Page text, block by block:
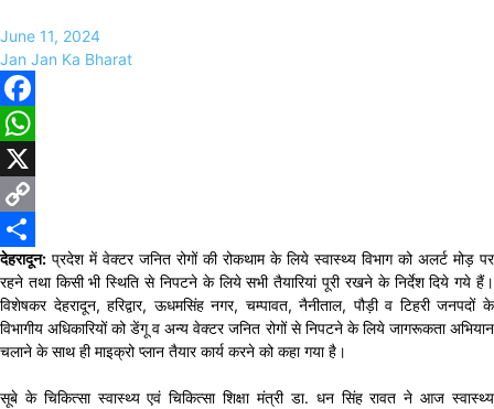
June 11, 2024
Jan Jan Ka Bharat
Facebook
WhatsApp
X
Copy
Link
Share
देहरादून: प्रदेश में वेक्टर जनित रोगों की रोकथाम के लिये स्वास्थ्य विभाग को अलर्ट मोड़ पर
रहने तथा किसी भी स्थिति से निपटने के लिये सभी तैयारियां पूरी रखने के निर्देश दिये गये हैं।
विशेषकर देहरादून, हरिद्वार, ऊधमसिंह नगर, चम्पावत, नैनीताल, पौड़ी व टिहरी जनपदों के
विभागीय अधिकारियों को डेंगू व अन्य वेक्टर जनित रोगों से निपटने के लिये जागरूकता अभियान
चलाने के साथ ही माइक्रो प्लान तैयार कार्य करने को कहा गया है।
सूबे के चिकित्सा स्वास्थ्य एवं चिकित्सा शिक्षा मंत्री डा. धन सिंह रावत ने आज स्वास्थ्य